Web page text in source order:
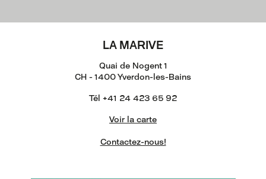
LA MARIVE
Quai de Nogent 1
CH - 1400 Yverdon-les-Bains
Tél +41 24 423 65 92
Voir la carte
Contactez-nous!